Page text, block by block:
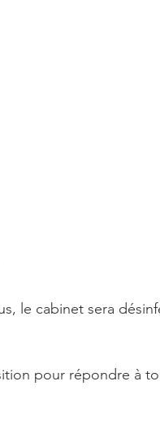
le cabinet sera
pour répondre à